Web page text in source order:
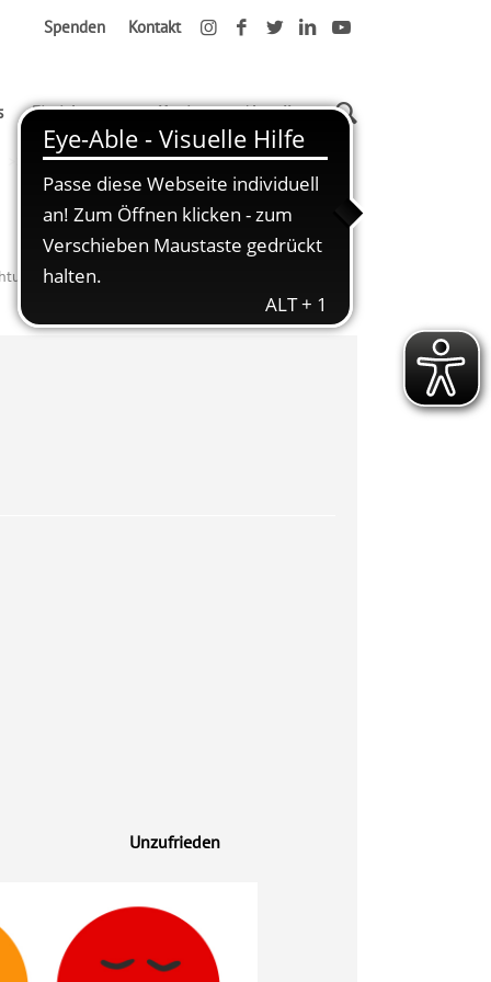
Spenden Kontakt
Einrichtungen Karriere Aktuelles
Rückmeldeformular KITA Kranichgarten
Rückmeldeformular KITA Kranichgarten
Unzufrieden